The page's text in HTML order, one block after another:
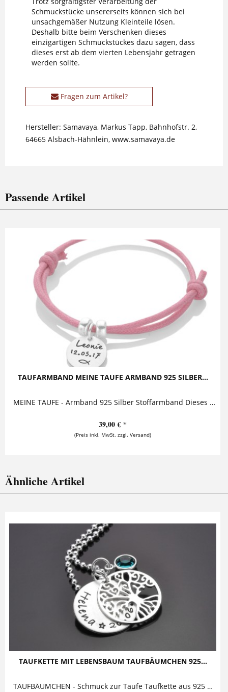
Schmuckstücke unsererseits können sich bei
unsachgemäßer Nutzung Kleinteile lösen.
Deshalb bitte beim Verschenken dieses
einzigartigen Schmuckstückes dazu sagen, dass
dieses erst ab dem vierten Lebensjahr getragen
werden sollte.
Fragen zum Artikel?
Hersteller: Samavaya, Markus Tapp, Bahnhofstr. 2,
64665 Alsbach-Hähnlein, www.samavaya.de
Passende Artikel
TAUFARMBAND MEINE TAUFE ARMBAND 925 SILBER...
MEINE TAUFE - Armband 925 Silber Stoffarmband Dieses niedliche Armband zur Taufe besteht aus einem personalisierten Anhänger an einem Armband...
39,00 € *
(Preis inkl. MwSt. zzgl. Versand)
Ähnliche Artikel
TAUFKETTE MIT LEBENSBAUM TAUFBÄUMCHEN 925...
TAUFBÄUMCHEN - Schmuck zur Taufe Taufkette aus 925 Silber mit Baumanhänger / Lebensbaum Diese bezaubernde Taufkette mit Gravur besteht aus...